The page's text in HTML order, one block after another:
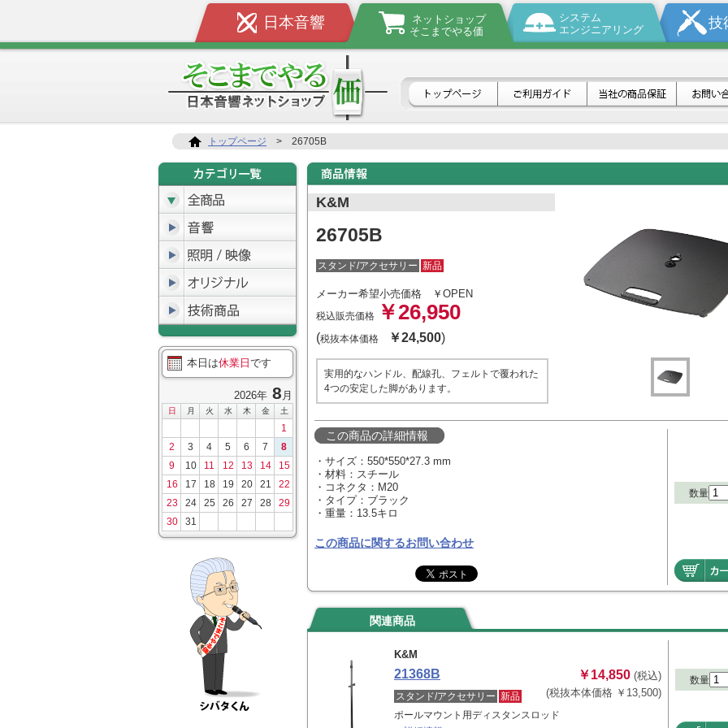
日本音響
ネットショップ
そこまでやる価
システム
エンジニアリング
技
トップページ > 26705B
本日は休業日 です
2026年 8 月
日 月 火 水 木 金 土
1
2
3 4 5 6 7
8
9
10 11 12 13 14
15
16
17 18 19 20 21
22
23
24 25 26 27 28
29
30
31
K&M
26705B
スタンド/アクセサリー 新品
メーカー希望小売価格 ￥OPEN
税込販売価格 ￥26,950
(税抜本体価格 ￥24,500)
実用的なハンドル、配線孔、フェルトで覆われた
4つの安定した脚があります。
この商品の詳細情報
・サイズ：550*550*27.3 mm
・材料：スチール
・コネクタ：M20
・タイプ：ブラック
・重量：13.5キロ
この商品に関するお問い合わせ
数量
関連商品
K&M
21368B ￥14,850 (税込)
(税抜本体価格 ￥13,500)
スタンド/アクセサリー 新品
ポールマウント用ディスタンスロッド
数量